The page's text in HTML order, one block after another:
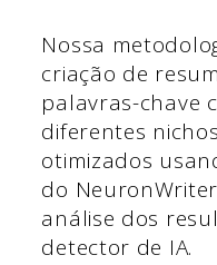
Nossa
criação de
palavras-chave
diferentes
otimizados
do
análise dos
detector de IA.